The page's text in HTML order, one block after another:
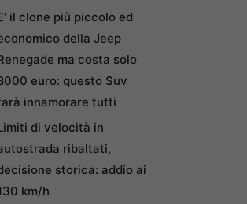
il clone più piccolo ed
della Jeep
ma costa solo
euro: questo Suv
innamorare tutti
di velocità in
ribaltati,
storica: addio ai
km/h